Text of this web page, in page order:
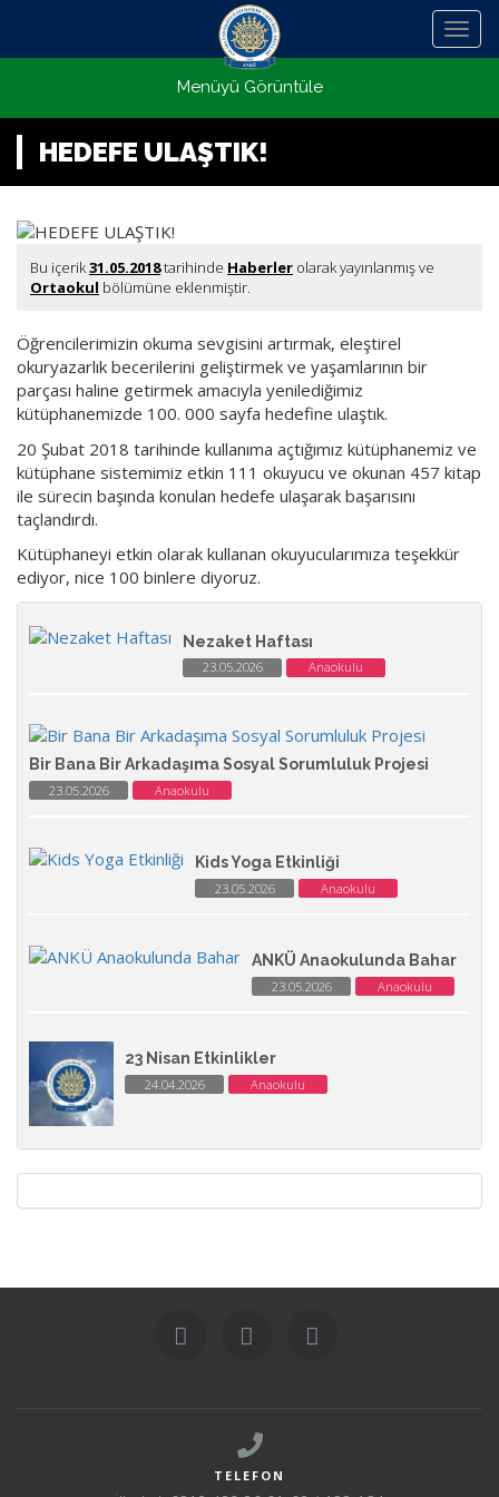
Menü
Menüyü Görüntüle
HEDEFE ULAŞTIK!
Bu içerik31.05.2018tarihinde Haberler olarak yayınlanmış ve
Ortaokul bölümüne eklenmiştir.
Öğrencilerimizin okuma sevgisini artırmak, eleştirel
okuryazarlık becerilerini geliştirmek ve yaşamlarının bir
parçası haline getirmek amacıyla yenilediğimiz
kütüphanemizde 100. 000 sayfa hedefine ulaştık.
20 Şubat 2018 tarihinde kullanıma açtığımız kütüphanemiz ve
kütüphane sistemimiz etkin 111 okuyucu ve okunan 457 kitap
ile sürecin başında konulan hedefe ulaşarak başarısını
taçlandırdı.
Kütüphaneyi etkin olarak kullanan okuyucularımıza teşekkür
ediyor, nice 100 binlere diyoruz.
Nezaket Haftası
23.05.2026 Anaokulu
Bir Bana Bir Arkadaşıma Sosyal Sorumluluk Projesi
23.05.2026 Anaokulu
Kids Yoga Etkinliği
23.05.2026 Anaokulu
ANKÜ Anaokulunda Bahar
23.05.2026 Anaokulu
23 Nisan Etkinlikler
24.04.2026 Anaokulu
TELEFON